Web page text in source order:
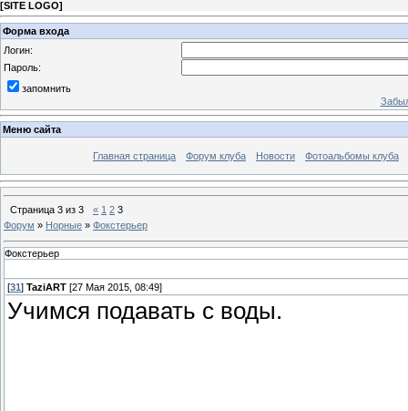
[SITE LOGO]
Форма входа
Логин:
Пароль:
запомнить
Меню сайта
Главная страница Форум клуба Новости Фотоальбомы клуба
Страница 3 из 3 « 1 2 3
Форум » Норные » Фокстерьер
Фокстерьер
[31 ] TaziART [27 Мая 2015, 08:49]
Учимся подавать с воды.